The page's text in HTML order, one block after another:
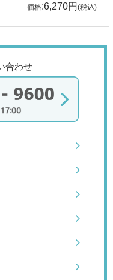
価格:6,270円 (税込)
合わせ